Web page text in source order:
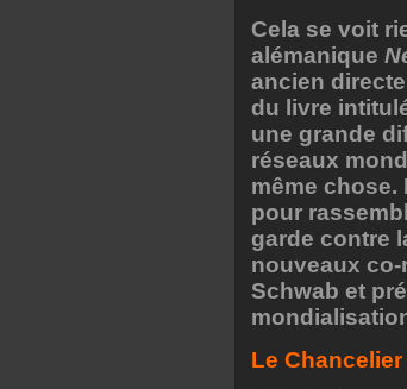
Cela se voit
alémanique
ancien
du livre
une grande
réseaux
même chose.
pour
garde contre
nouveaux
Schwab et
Le